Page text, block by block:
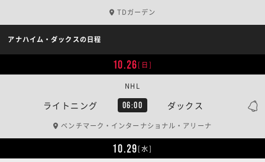
TDガーデン
アナハイム・ダックスの日程
10.26[日]
ライトニング 06:00 ダックス
NHL
ベンチマーク・インターナショナル・アリーナ
10.29[水]